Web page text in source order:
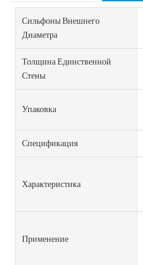
Сильфоны Внешнего
Диаметра
Толщина Единственной
Стены
Упаковка
Спецификация
Характеристика
Применение